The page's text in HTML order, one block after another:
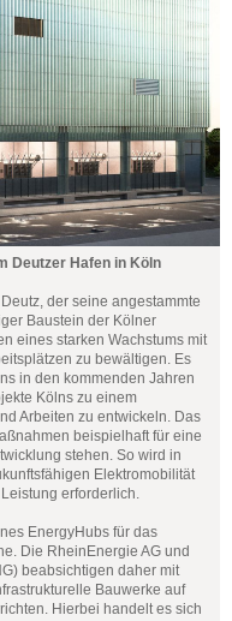
Deutzer Hafen in Köln
der seine angestammte
Baustein der Kölner
eines starken Wachstums mit
zu bewältigen. Es
in den kommenden Jahren
Kölns zu einem
Arbeiten zu entwickeln. Das
beispielhaft für eine
stehen. So wird in
Elektromobilität
erforderlich.
EnergyHubs für das
Die RheinEnergie AG und
beabsichtigen daher mit
Bauwerke auf
Hierbei handelt es sich